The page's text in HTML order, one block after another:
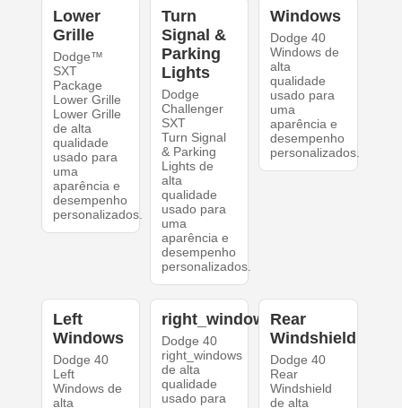
Lower
Grille
Dodge™
SXT
Package
Lower Grille
Lower Grille
de alta
qualidade
usado para
uma
aparência e
desempenho
personalizados.
Turn
Signal &
Parking
Lights
Dodge
Challenger
SXT
Turn Signal
& Parking
Lights de
alta
qualidade
usado para
uma
aparência e
desempenho
personalizados.
Windows
Dodge 40
Windows de
alta
qualidade
usado para
uma
aparência e
desempenho
personalizados.
Left
Windows
Dodge 40
Left
Windows de
alta
right_windows
Dodge 40
right_windows
de alta
qualidade
usado para
Rear
Windshield
Dodge 40
Rear
Windshield
de alta